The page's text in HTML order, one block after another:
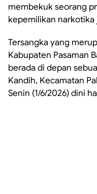
membekuk seorang
kepemilikan narkotika
Tersangka yang
Kabupaten Pasaman
berada di depan
Kandih, Kecamatan
Senin (1/6/2026) dini